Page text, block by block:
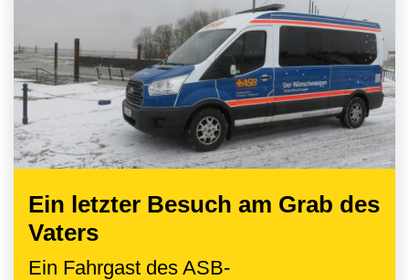
Ein letzter Besuch am Grab des
Vaters
Ein Fahrgast des ASB-